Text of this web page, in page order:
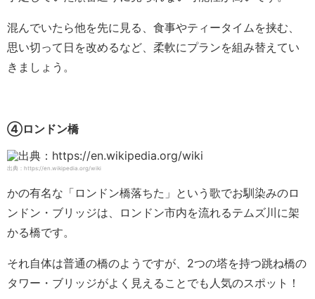
混んでいたら他を先に見る、食事やティータイムを挟む、
思い切って日を改めるなど、柔軟にプランを組み替えてい
きましょう。
④ロンドン橋
出典：https://en.wikipedia.org/wiki
かの有名な「ロンドン橋落ちた」という歌でお馴染みのロ
ンドン・ブリッジは、ロンドン市内を流れるテムズ川に架
かる橋です。
それ自体は普通の橋のようですが、2つの塔を持つ跳ね橋の
タワー・ブリッジがよく見えることでも人気のスポット！